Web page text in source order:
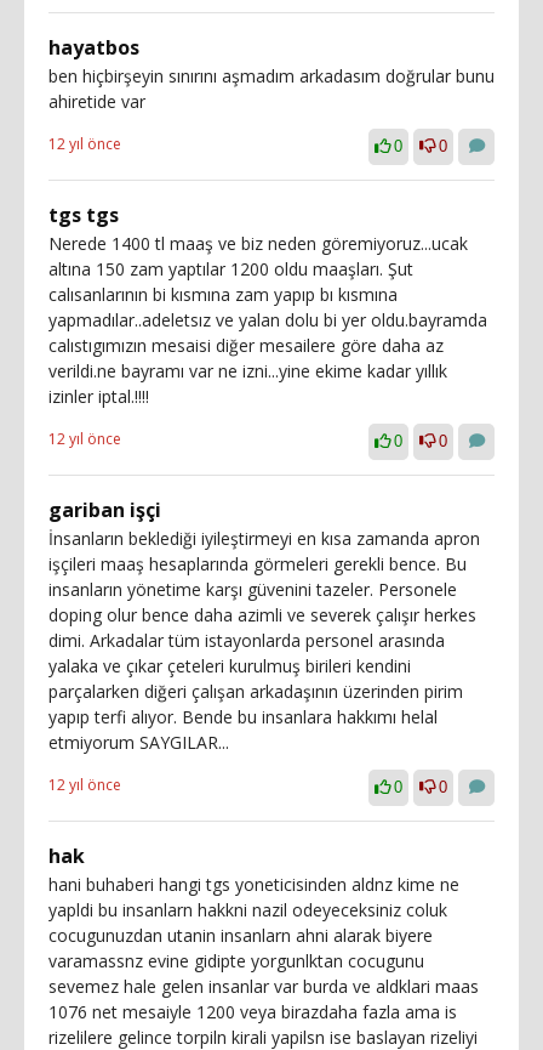
hayatbos
ben hiçbirşeyin sınırını aşmadım arkadasım doğrular bunu
ahiretide var
12 yıl önce 0 0
tgs tgs
Nerede 1400 tl maaş ve biz neden göremiyoruz...ucak
altına 150 zam yaptılar 1200 oldu maaşları. Şut
calısanlarının bi kısmına zam yapıp bı kısmına
yapmadılar..adeletsız ve yalan dolu bi yer oldu.bayramda
calıstıgımızın mesaisi diğer mesailere göre daha az
verildi.ne bayramı var ne izni...yine ekime kadar yıllık
izinler iptal.!!!!
12 yıl önce 0 0
gariban işçi
İnsanların beklediği iyileştirmeyi en kısa zamanda apron
işçileri maaş hesaplarında görmeleri gerekli bence. Bu
insanların yönetime karşı güvenini tazeler. Personele
doping olur bence daha azimli ve severek çalışır herkes
dimi. Arkadalar tüm istayonlarda personel arasında
yalaka ve çıkar çeteleri kurulmuş birileri kendini
parçalarken diğeri çalışan arkadaşının üzerinden pirim
yapıp terfi alıyor. Bende bu insanlara hakkımı helal
etmiyorum SAYGILAR...
12 yıl önce 0 0
hak
hani buhaberi hangi tgs yoneticisinden aldnz kime ne
yapldi bu insanlarn hakkni nazil odeyeceksiniz coluk
cocugunuzdan utanin insanlarn ahni alarak biyere
varamassnz evine gidipte yorgunlktan cocugunu
sevemez hale gelen insanlar var burda ve aldklari maas
1076 net mesaiyle 1200 veya birazdaha fazla ama is
rizelilere gelince torpiln kirali yapilsn ise baslayan rizeliyi